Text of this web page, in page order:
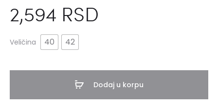
2,594 RSD
Veličina 40 42
Dodaj u korpu